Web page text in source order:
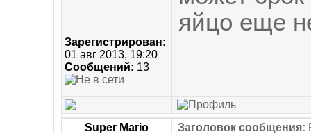
Зарегистрирован:
01 авг 2013, 19:20
Сообщений: 13
яйцо еще
Super Mario Заголовок сообщения: